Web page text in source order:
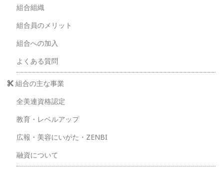
組合組織
組合員のメリット
組合への加入
よくある質問
組合の主な事業
全美連資格認定
教育・レベルアップ
広報・美容にいがた・ZENBI
融資について